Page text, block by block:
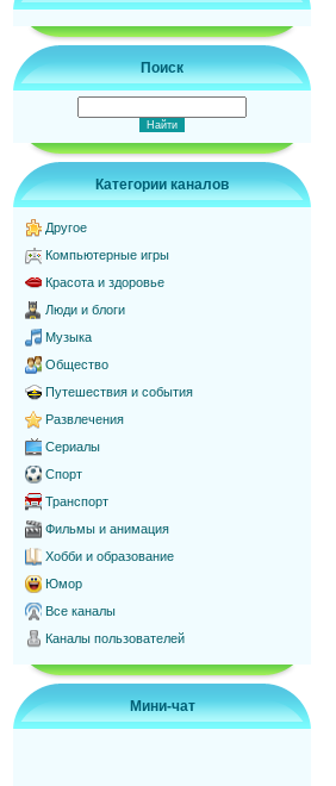
Поиск
Категории каналов
Другое
Компьютерные игры
Красота и здоровье
Люди и блоги
Музыка
Общество
Путешествия и события
Развлечения
Сериалы
Спорт
Транспорт
Фильмы и анимация
Хобби и образование
Юмор
Все каналы
Каналы пользователей
Мини-чат